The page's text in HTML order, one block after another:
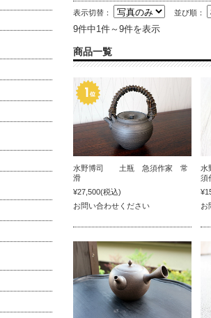
表示切替： 並び順：
9件中1件～9件を表示
商品一覧
水野博司 土瓶 急須作家 常
滑
¥27,500(税込)
お問い合わせください
須
お